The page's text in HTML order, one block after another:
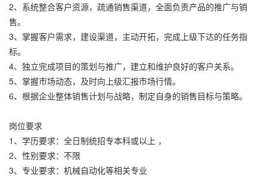
2、系统整合客户资源，疏通销售渠道，全面负责产品的推广与销
售。
3、掌握客户需求，建设渠道，主动开拓，完成上级下达的任务指
标。
4、独立完成项目的策划与推广，建立和维护良好的客户关系。
5、掌握市场动态，及时向上级汇报市场行情。
6、根据企业整体销售计划与战略，制定自身的销售目标与策略。
岗位要求
1、学历要求：全日制统招专本科或以上 ，
2、性别要求：不限
3、专业要求：机械自动化等相关专业